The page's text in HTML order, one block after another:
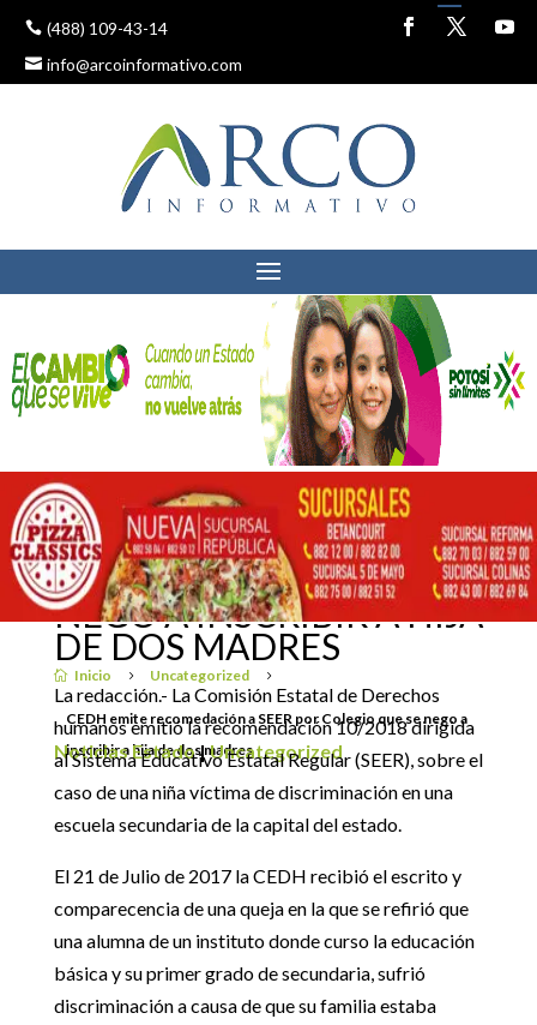
(488) 109-43-14
info@arcoinformativo.com
 Inicio 5 Uncategorized 5
CEDH emite recomedación a SEER por Colegio que se nego a
inscribir a hija de dos madres
CEDH EMITE
RECOMEDACIÓN A SEER
POR COLEGIO QUE SE
NEGO A INSCRIBIR A HIJA
DE DOS MADRES
Noticias Estado|Uncategorized
25 junio, 2018
La redacción.- La Comisión Estatal de Derechos
humanos emitió la recomendación 10/2018 dirigida
al Sistema Educativo Estatal Regular (SEER), sobre el
caso de una niña víctima de discriminación en una
escuela secundaria de la capital del estado.
El 21 de Julio de 2017 la CEDH recibió el escrito y
comparecencia de una queja en la que se refirió que
una alumna de un instituto donde curso la educación
básica y su primer grado de secundaria, sufrió
discriminación a causa de que su familia estaba